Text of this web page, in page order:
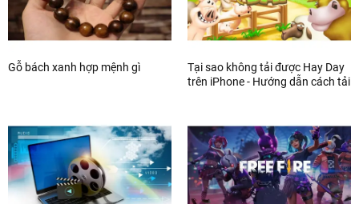
Gỗ bách xanh hợp mệnh gì
Tại sao không tải được Hay Day
trên iPhone - Hướng dẫn cách tải